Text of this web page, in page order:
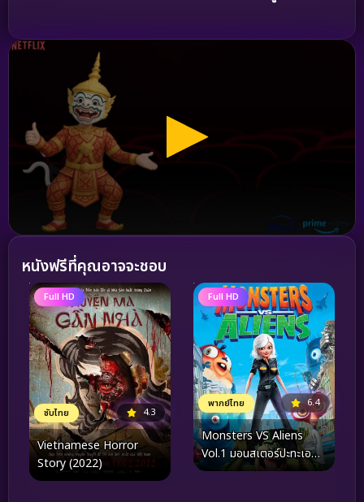
หนังฟรีที่คุณอาจจะชอบ
Full HD
ซับไทย 4.3
Vietnamese Horror
Story (2022)
Full HD
พากย์ไทย 6.4
Monsters VS Aliens
Vol.1 มอนสเตอร์ปะทะเอ
เลี่ยน ชุด 1